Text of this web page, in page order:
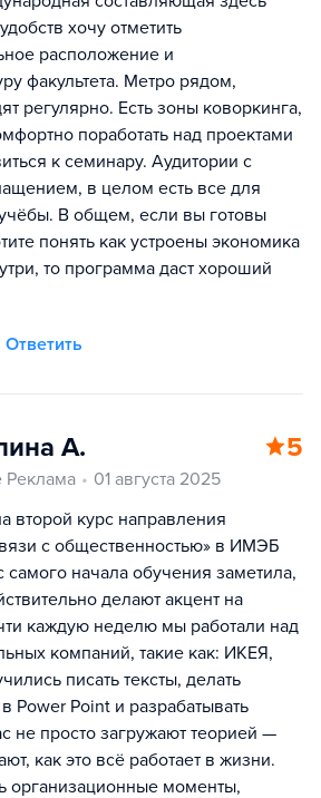
хочу отметить
расположение и
факультета. Метро рядом,
регулярно. Есть зоны коворкинга,
поработать над проектами
к семинару. Аудитории с
в целом есть все для
В общем, если вы готовы
понять как устроены экономика
то программа даст хороший
Ответить
А. 5
Реклама
01 августа 2025
второй курс направления
с общественностью» в ИМЭБ
начала обучения заметила,
делают акцент на
каждую неделю мы работали над
компаний, такие как: ИКЕЯ,
писать тексты, делать
Power Point и разрабатывать
не просто загружают теорией —
как это всё работает в жизни.
организационные моменты,